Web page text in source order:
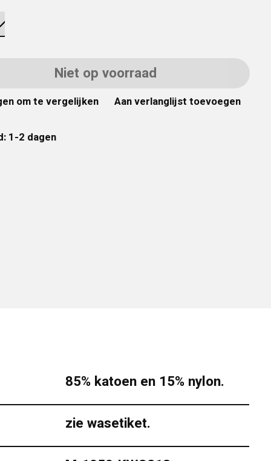
Niet op voorraad
om te vergelijken Aan verlanglijst toevoegen
1-2 dagen
85% katoen en 15% nylon.
zie wasetiket.